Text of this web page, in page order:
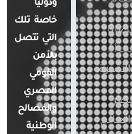
ودوليًا
خاصة تلك
التي تتصل
بالأمن
القومي
المصري
والمصالح
الوطنية